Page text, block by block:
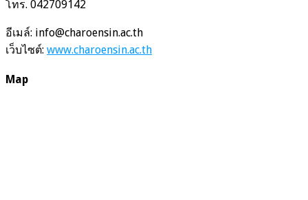
โทร. 042709142
อีเมล์: info@charoensin.ac.th
เว็บไซต์: www.charoensin.ac.th
Map